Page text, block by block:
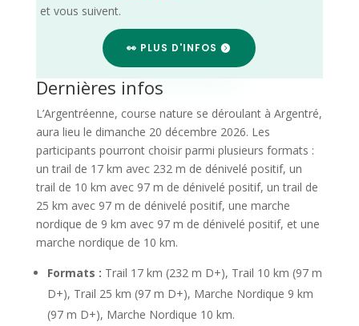
et vous suivent.
👀 PLUS D'INFOS
Dernières infos
L’Argentréenne, course nature se déroulant à Argentré,
aura lieu le dimanche 20 décembre 2026. Les
participants pourront choisir parmi plusieurs formats :
un trail de 17 km avec 232 m de dénivelé positif, un
trail de 10 km avec 97 m de dénivelé positif, un trail de
25 km avec 97 m de dénivelé positif, une marche
nordique de 9 km avec 97 m de dénivelé positif, et une
marche nordique de 10 km.
Formats : Trail 17 km (232 m D+), Trail 10 km (97 m
D+), Trail 25 km (97 m D+), Marche Nordique 9 km
(97 m D+), Marche Nordique 10 km.